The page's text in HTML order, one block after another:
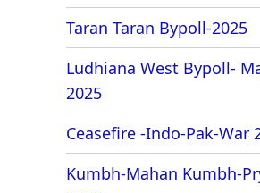
Taran Taran Bypoll-2025
Ludhiana West Bypoll-
2025
Ceasefire -Indo-Pak-War
Kumbh-Mahan Kumbh-